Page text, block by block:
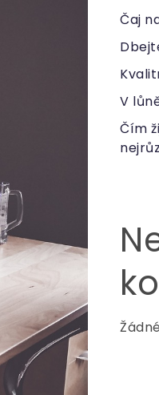
Čaj
V
Čím